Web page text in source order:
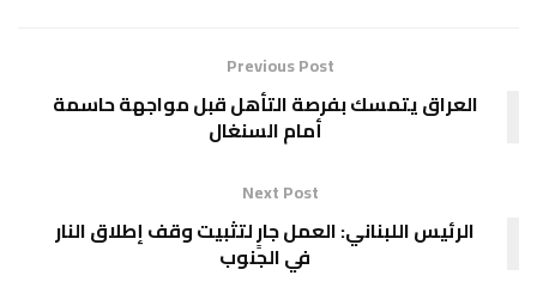
Previous Post
العراق يتمسك بفرصة التأهل قبل مواجهة حاسمة
أمام السنغال
Next Post
الرئيس اللبناني: العمل جارٍ لتثبيت وقف إطلاق النار
في الجنوب